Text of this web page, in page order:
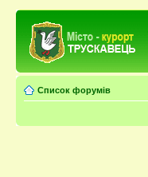
Список форумів